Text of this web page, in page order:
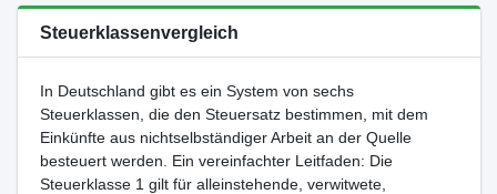
Steuerklassenvergleich
In Deutschland gibt es ein System von sechs
Steuerklassen, die den Steuersatz bestimmen, mit dem
Einkünfte aus nichtselbständiger Arbeit an der Quelle
besteuert werden. Ein vereinfachter Leitfaden: Die
Steuerklasse 1 gilt für alleinstehende, verwitwete,